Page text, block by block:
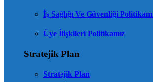
İş Sağlığı Ve Güvenliği
Üye İlişkileri Politikamız
Stratejik Plan
Stratejik Plan